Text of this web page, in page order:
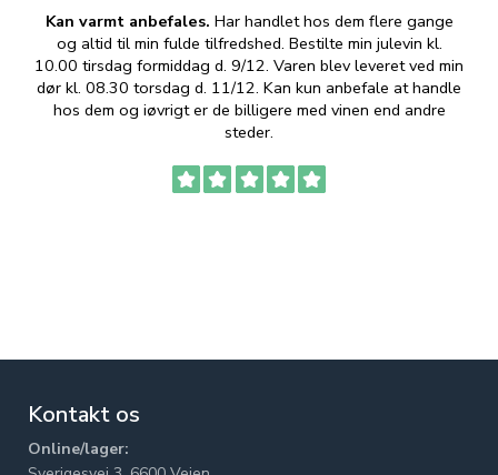
Kan varmt anbefales. Har handlet hos dem flere gange
og altid til min fulde tilfredshed. Bestilte min julevin kl.
10.00 tirsdag formiddag d. 9/12. Varen blev leveret ved min
dør kl. 08.30 torsdag d. 11/12. Kan kun anbefale at handle
hos dem og iøvrigt er de billigere med vinen end andre
steder.
Kontakt os
Online/lager: